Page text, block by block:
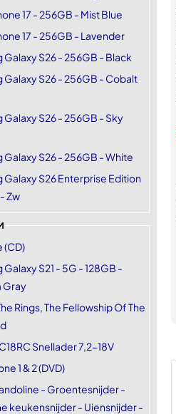
17 - 256GB - Mist Blue
17 - 256GB - Lavender
Galaxy S26 - 256GB - Black
Galaxy S26 - 256GB - Cobalt
Galaxy S26 - 256GB - Sky
Galaxy S26 - 256GB - White
Galaxy S26 Enterprise Edition
Zw
(CD)
Galaxy S21 - 5G - 128GB -
Gray
Rings, The Fellowship Of The
Snellader 7,2-18V
1 & 2 (DVD)
- Groentesnijder -
keukensnijder - Uiensnijder -